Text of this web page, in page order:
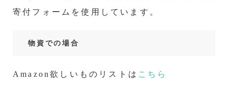
寄付フォームを使用しています。
物資での場合
Amazon欲しいものリストは こちら